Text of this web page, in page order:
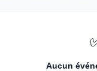
Aucun